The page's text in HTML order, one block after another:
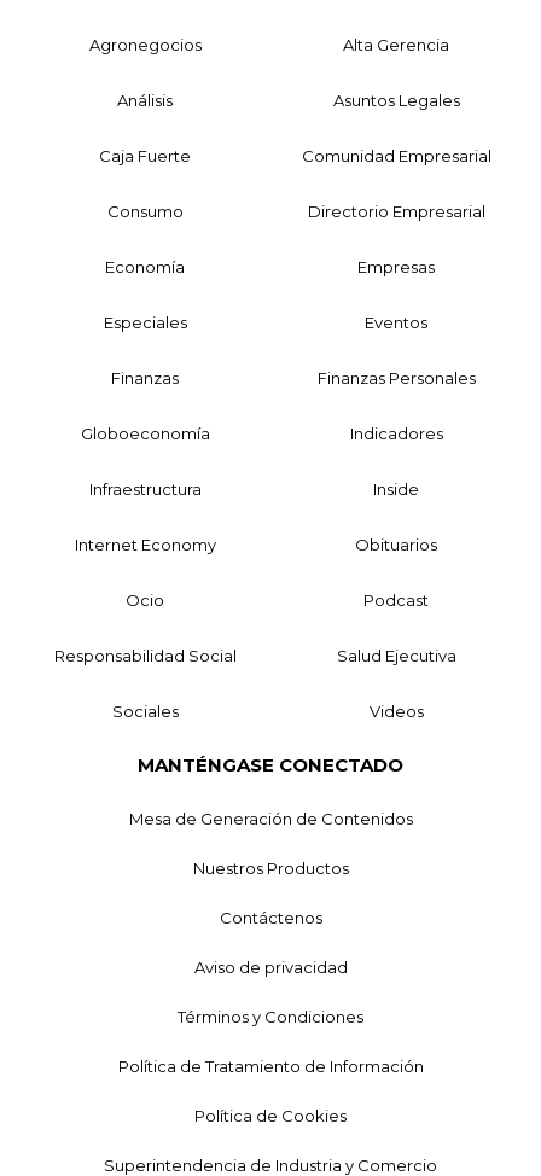
Agronegocios Alta Gerencia
Análisis Asuntos Legales
Caja Fuerte Comunidad Empresarial
Consumo Directorio Empresarial
Economía Empresas
Especiales Eventos
Finanzas Finanzas Personales
Globoeconomía Indicadores
Infraestructura Inside
Internet Economy Obituarios
Ocio Podcast
Responsabilidad Social Salud Ejecutiva
Sociales Videos
MANTÉNGASE CONECTADO
Mesa de Generación de Contenidos
Nuestros Productos
Contáctenos
Aviso de privacidad
Términos y Condiciones
Política de Tratamiento de Información
Política de Cookies
Superintendencia de Industria y Comercio